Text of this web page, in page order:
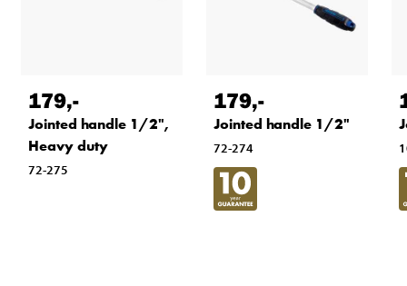
179,-
Jointed handle 1/2",
Heavy duty
72-275
179,-
Jointed handle 1/2"
72-274